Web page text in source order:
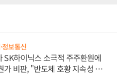
정보통신
SK하이닉스 소극적 주주환원에
가 비판, "반도체 호황 지속성 의